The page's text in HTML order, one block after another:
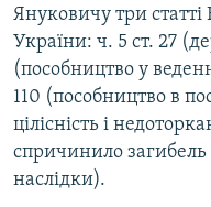
Януковичу три
України: ч. 5 ст. 27
(пособництво у
110 (пособництво в
цілісність і
спричинило
наслідки).